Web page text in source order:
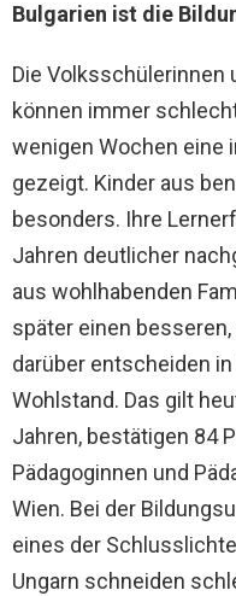
Bulgarien ist die
Die Volksschülerinnen
können immer
wenigen Wochen eine
gezeigt. Kinder aus
besonders. Ihre
Jahren deutlicher
aus wohlhabenden
später einen
darüber entscheiden
Wohlstand. Das gilt
Jahren, bestätigen 84
Pädagoginnen und
Wien. Bei der
eines der
Ungarn schneiden